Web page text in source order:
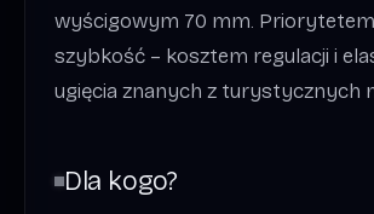
wyścigowym 70 mm.
szybkość – kosztem regulacji i
ugięcia znanych z turystycznych
Dla kogo?